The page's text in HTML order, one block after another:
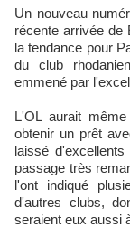
Un nouveau numéro neuf bientôt recruté à Lyon, en plus de la
récente arrivée de
la tendance pour
du club
emmené par
L'OL aurait
obtenir un prêt
laissé
passage très
l'ont indiqué
d'autres clubs,
seraient eux aussi